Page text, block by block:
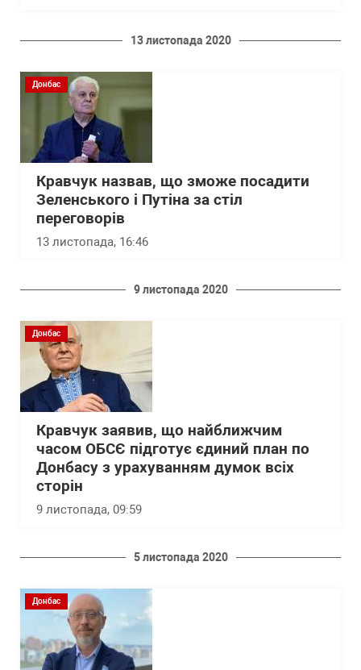
13 листопада 2020
Донбас
Кравчук назвав, що зможе посадити
Зеленського і Путіна за стіл
переговорів
13 листопада, 16:46
9 листопада 2020
Донбас
Кравчук заявив, що найближчим
часом ОБСЄ підготує єдиний план по
Донбасу з урахуванням думок всіх
сторін
9 листопада, 09:59
5 листопада 2020
Донбас